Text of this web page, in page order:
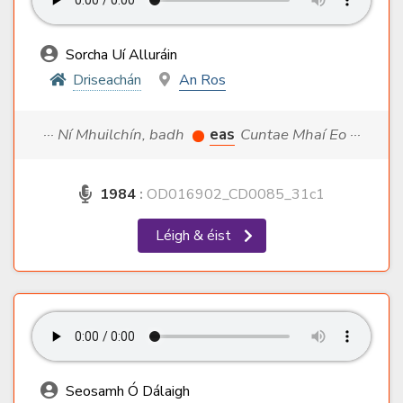
Sorcha Uí Alluráin
Driseachán
An Ros
··· Ní Mhuilchín, badh eas Cuntae Mhaí Eo ···
1984 : OD016902_CD0085_31c1
Léigh & éist
Seosamh Ó Dálaigh